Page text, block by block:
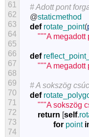
61
62
63
64
65
66
67
68
69
70
71
72
73
74
# Adott pont
@staticmethod
def rotate_point(
"""A megadott
def
"""A megadott
# A sokszög
def
"""A sokszög
return [self.
for point